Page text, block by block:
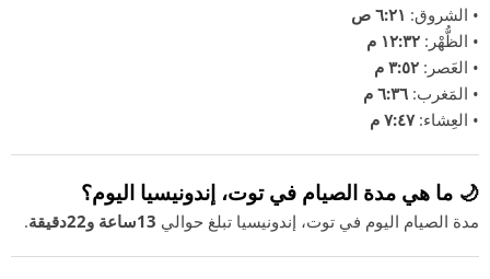
• الشروق: ٦:٢١ ص
• الظُّهْر: ١٢:٣٢ م
• العَصر: ٣:٥٢ م
• المَغرب: ٦:٣٦ م
• العِشاء:٧:٤٧ م
🌙 ما هي مدة الصيام في توت، إندونيسيا اليوم؟
مدة الصيام اليوم في توت، إندونيسيا تبلغ حوالي 13ساعة و22دقيقة .